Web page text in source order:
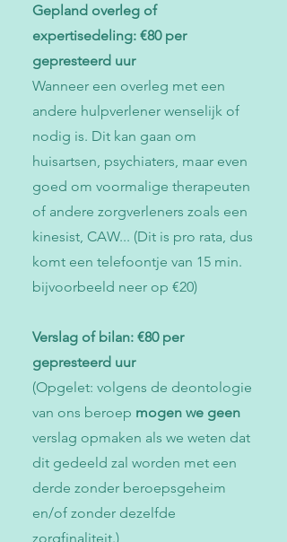
Gepland overleg of
expertisedeling: €80 per
gepresteerd uur
Wanneer een overleg met een
andere hulpverlener wenselijk of
nodig is. Dit kan gaan om
huisartsen, psychiaters, maar even
goed om voormalige therapeuten
of andere zorgverleners zoals een
kinesist, CAW... (Dit is pro rata, dus
komt een telefoontje van 15 min.
bijvoorbeeld neer op €20)
Verslag of bilan: €80 per
gepresteerd uur
(Opgelet: volgens de deontologie
van ons beroep mogen we geen
verslag opmaken als we weten dat
dit gedeeld zal worden met een
derde zonder beroepsgeheim
en/of zonder dezelfde
zorgfinaliteit.)